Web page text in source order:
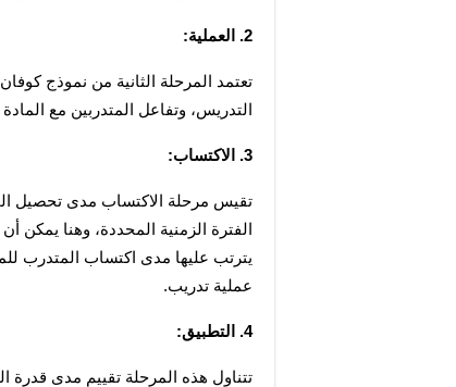
2. العملية:
التدريس، وتفاعل المتدربين مع المادة
3. الاكتساب:
عملية تدريب.
4. التطبيق: